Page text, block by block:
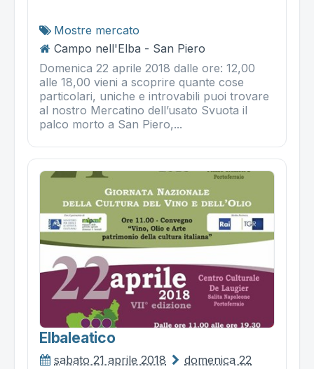
Mostre mercato
Campo nell'Elba - San Piero
Domenica 22 aprile 2018 dalle ore: 12,00
alle 18,00 vieni a scoprire quante cose
particolari, uniche e introvabili puoi trovare
al nostro Mercatino dell’usato Svuota il
palco morto a San Piero,...
Elbaleatico
sabato 21 aprile 2018
domenica 22